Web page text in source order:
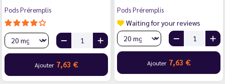
Pods Préremplis
Ajouter 7,63 €
Pods Préremplis
Waiting for your reviews
Ajouter 7,63 €